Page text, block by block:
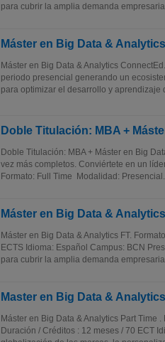
para cubrir la amplia demanda
Máster en Big Data &
Máster en Big Data & Analytics
periodo presencial generando un
para optimizar el desarrollo y aprendizaje
Doble Titulación: MBA +
Doble Titulación: MBA + Máster en Big
vez más completos. Conviértete en un
Formato: Full Time Modalidad:
Máster en Big Data &
Máster en Big Data & Analytics FT.
ECTS Idioma: Español Campus: BCN
para cubrir la amplia demanda
Master en Big Data &
Máster en Big Data & Analytics Part Time
Duración / Créditos : 12 meses / 70 ECT